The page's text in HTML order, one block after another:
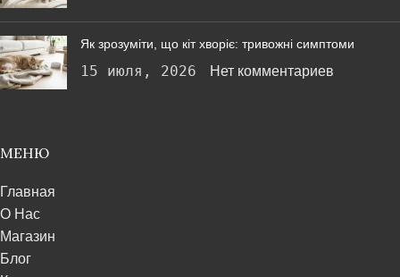
Як зрозуміти, що кіт хворіє: тривожні симптоми
15 июля, 2026 Нет комментариев
МЕНЮ
Главная
О Нас
Магазин
Блог